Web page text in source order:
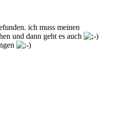
ich muss meinen
und dann geht es auch